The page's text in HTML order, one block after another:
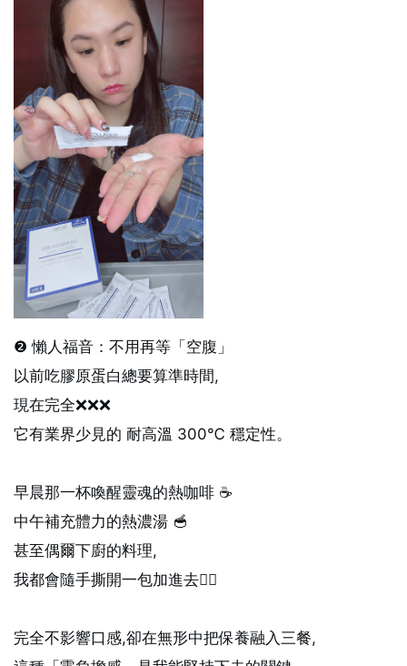
❷ 懶人福音：不用再等「空腹」
以前吃膠原蛋白總要算準時間,
現在完全❌❌❌
它有業界少見的 耐高溫 300℃ 穩定性。
早晨那一杯喚醒靈魂的熱咖啡 ☕️
中午補充體力的熱濃湯 🥣
甚至偶爾下廚的料理,
我都會隨手撕開一包加進去👌🏻
完全不影響口感,卻在無形中把保養融入三餐,